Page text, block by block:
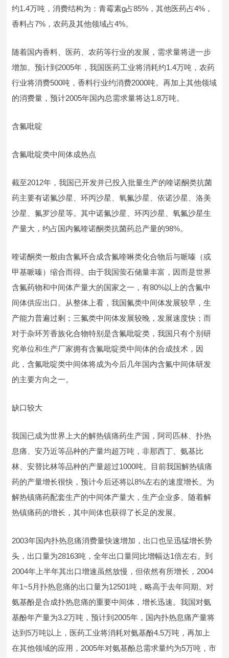
约1.4万吨，消费结构为：青霉素g占85%，其他医药占4%，
香料占7%，农药及其他领域占4%。
随着国内香料、医药、农药等行业的发展，需求量将进一步
增加。预计到2005年，我国医药工业将消耗约1.4万吨，农药
行业将消费500吨，香料行业约消费2000吨。再加上其他领域
的消费量，预计2005年国内总需求量将达1.8万吨。
含氟吡啶
含氟吡啶类中间体成热点
截至2012年，我国已开发并已投入批量生产的喹诺酮类抗菌
药主要有诺氟沙星、环丙沙星、氧氟沙星、依诺沙星、洛美
沙星、氟罗沙星等。其中诺氟沙星、环丙沙星、氧氟沙星生
产量大，约占国内氟喹诺酮类抗菌药总产量的98%。
喹诺酮类一般由含氟环合成含氟喹啉类化合物后与哌嗪（或
甲基哌嗪）缩合而得。由于我国萤石储量丰富，因而是世界
含氟药物和中间体产量大的国家之一，有80%以上的含氟中
间体供应出口。从整体上看，我国氟类中间体发展较早，生
产能力普遍过剩；三氟类中间体发展较晚，发展速度快；而
对于杂环芳香族化合物特别是含氟吡啶类，我国只有个别研
究单位和生产厂家拥有含氟吡啶类中间体的合成技术，因
此，含氟吡啶类中间体将成为今后几年国内含氟中间体研发
的主要方向之一。
缺口较大
我国已成为世界上大的解热镇痛药生产国，阿司匹林、扑热
息痛、安乃近等品种的产量均超万吨，非那西丁、氨基比
林、安替比林等品种的产量超过1000吨。目前我国解热镇痛
药的产量增长很快，预计今后还将以8%左右的速度增长。为
解热镇痛药配套生产的中间体产量大，生产企业多。随着解
热镇痛药的增长，其中间体也获得了长足的发展。
2003年国内扑热息痛消费量快速增加，出口也呈迅猛增长势
头，出口量为28163吨，全年出口量同比增幅达1倍左右。到
2004年上半年其出口增速虽然放慢，但依然有所增长，2004
年1~5月扑热息痛的出口量为12501吨，略高于去年同期。对
氨基酚是合成扑热息痛的重要中间体，增长迅速。我国对氨
基酚年产量为3.2万吨，预计到2005年，国内扑热息痛产量将
达到5万吨以上，医药工业将消耗对氨基酚4.5万吨，再加上
在其他领域的应用，2005年对氨基酚总需求量约为5万吨，市